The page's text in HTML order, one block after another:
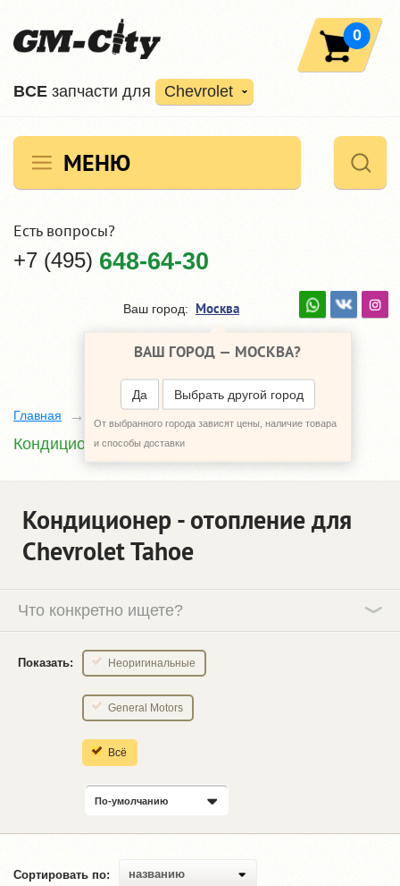
ВCE запчасти для Chevrolet
0
МЕНЮ
Есть вопросы?
+7 (495) 648-64-30
Ваш город: Москва
ВАШ ГОРОД — МОСКВА?
Да Выбрать другой город
От выбранного города зависят цены, наличие товара
и способы доставки
Главная
Кондиционер - отопление
Кондиционер - отопление для
Chevrolet Tahoe
Что конкретно ищете?
Показать: Неоригинальные
General Motors
Всё
По-умолчанию
Сортировать по: названию